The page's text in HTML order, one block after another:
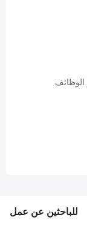
للباحثين عن عمل